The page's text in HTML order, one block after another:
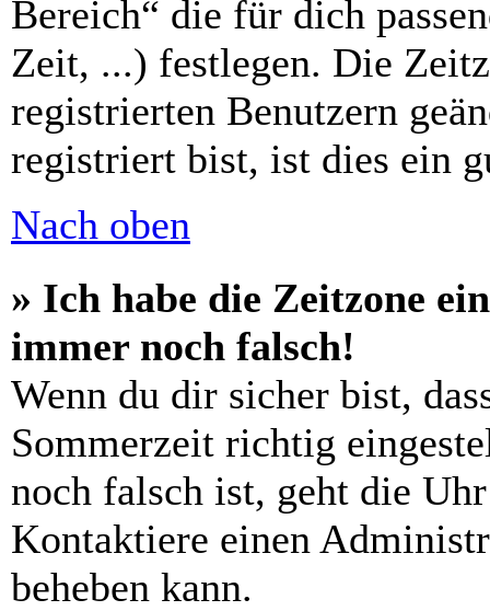
Bereich“ die für dich
Zeit, ...) festlegen. Die
registrierten Benutzern
registriert bist, ist dies ein
Nach oben
» Ich habe die Zeitzone
immer noch falsch!
Wenn du dir sicher bist,
Sommerzeit richtig
noch falsch ist, geht die
Kontaktiere einen
beheben kann.